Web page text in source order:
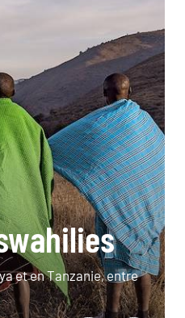
et en Tanzanie, entre